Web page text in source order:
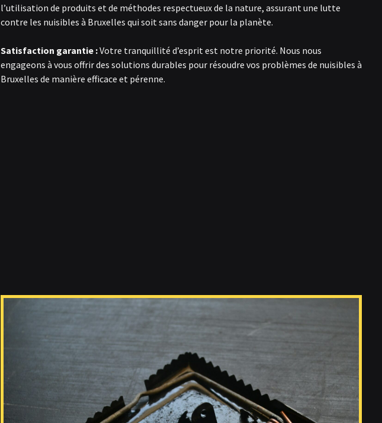
l’utilisation de produits et de méthodes respectueux de la nature, assurant une lutte
contre les nuisibles à Bruxelles qui soit sans danger pour la planète.
Satisfaction garantie :Votre tranquillité d’esprit est notre priorité. Nous nous
engageons à vous offrir des solutions durables pour résoudre vos problèmes de nuisibles à
Bruxelles de manière efficace et pérenne.